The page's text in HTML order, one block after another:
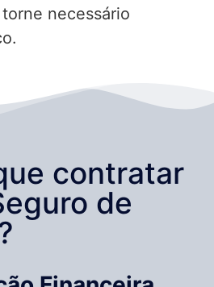
necessário
contratar
de